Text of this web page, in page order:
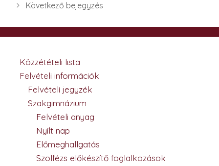
Következő bejegyzés
Közzétételi lista
Felvételi információk
Felvételi jegyzék
Szakgimnázium
Felvételi anyag
Nyílt nap
Előmeghallgatás
Szolfézs előkészítő foglalkozások